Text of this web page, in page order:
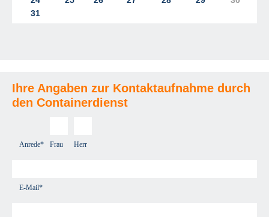
Ihre Angaben zur Kontaktaufnahme durch
den Containerdienst
Anrede* Frau Herr
E-Mail*